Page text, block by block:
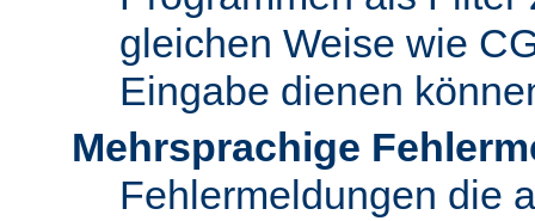
gleichen Weise wie
Eingabe dienen
Mehrsprachige
Fehlermeldungen die